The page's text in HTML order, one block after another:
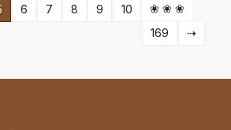
6 7 8 9 10
❀ ❀ ❀
169
⇢